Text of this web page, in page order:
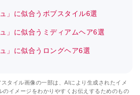
」に似合うボブスタイル6選
」に似合うミディアムヘア6選
」に似合うロングヘア6選
タイル画像の一部は、AIにより生成されたイメ
のイメージをわかりやすくお伝えするためのもの